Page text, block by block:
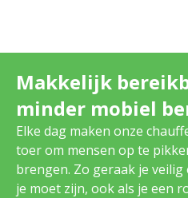
Makkelijk
minder mobiel
Elke dag maken onze
toer om mensen op te
brengen. Zo geraak je
je moet zijn, ook als je een